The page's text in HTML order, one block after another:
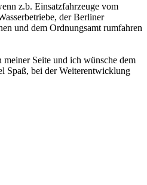
z.b. Einsatzfahrzeuge vom
der Berliner
und dem Ordnungsamt rumfahren
meiner Seite und ich wünsche dem
Spaß, bei der Weiterentwicklung